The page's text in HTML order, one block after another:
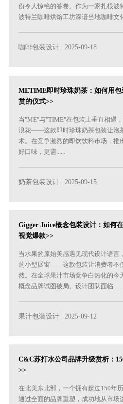
份令人惊艳的答卷。作为一家扎根波
波特兰咖啡烘焙工坊深谙当地咖啡文
咖啡包装设计 | 2025-09-18
METIME即时珍珠奶茶：如何用
赏的仪式>>
当"ME"与"TIME"在包装上垂直相遇
浪花——这款即时珍珠奶茶包装让泡
术。在竞争激烈的即饮饮料市场，推
好口味，更需......
奶茶包装设计 | 2025-09-15
Gigger Juice概念包装设计：如何
视觉爆款>>
当水果的原始美感遇见现代设计语言
的小型展窗——这款包装让消费者不
然。在全球果汁市场竞争白热化的今
概念品牌试图破局。设计团队面临......
果汁包装设计 | 2025-09-12
C&C苏打水公司品牌升级赏析：
>>
在北美东北部，一个拥有超过150年
通过全面的品牌重塑，成功地从市场